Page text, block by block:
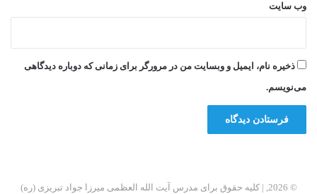
وب‌ سایت
ذخیره نام، ایمیل و وبسایت من در مرورگر برای زمانی که دوباره دیدگاهی
می‌نویسم.
© 2026, | کلیه حقوق برای مدرس آیت الله العظمی میرزا جواد تبریزی (ره)